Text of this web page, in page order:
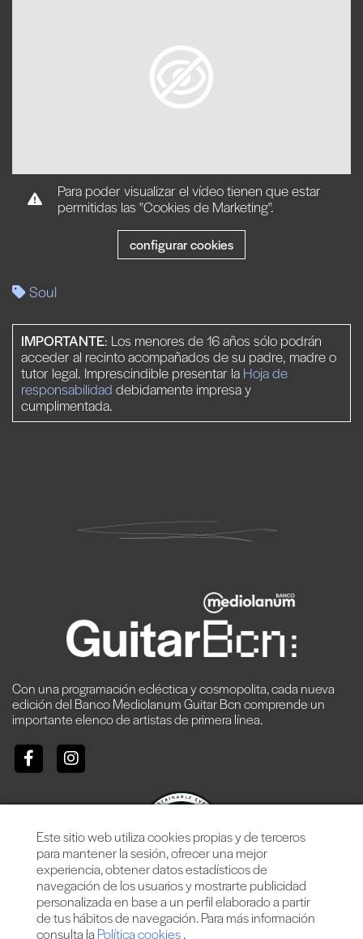
Para poder visualizar el vídeo tienen que estar
permitidas las "Cookies de Marketing".
configurar cookies
Soul
IMPORTANTE: Los menores de 16 años sólo podrán
acceder al recinto acompañados de su padre, madre o
tutor legal. Imprescindible presentar la Hoja de
responsabilidad debidamente impresa y
cumplimentada.
Con una programación ecléctica y cosmopolita, cada nueva
edición del Banco Mediolanum Guitar Bcn comprende un
importante elenco de artistas de primera línea.
Este sitio web utiliza cookies propias y de terceros
para mantener la sesión, ofrecer una mejor
experiencia, obtener datos estadísticos de
navegación de los usuarios y mostrarte publicidad
personalizada en base a un perfil elaborado a partir
de tus hábitos de navegación. Para más información
consulta la Política cookies.